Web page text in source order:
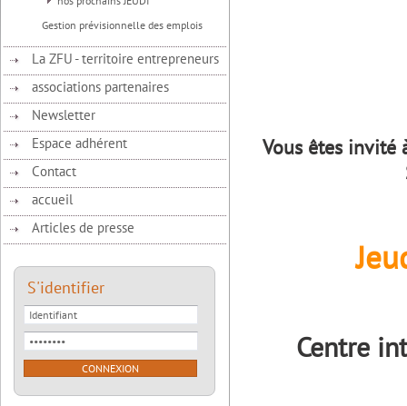
Gestion prévisionnelle des emplois
La ZFU - territoire entrepreneurs
associations partenaires
Newsletter
Espace adhérent
Contact
accueil
Articles de presse
S'identifier
Vous êtes invité
Centre